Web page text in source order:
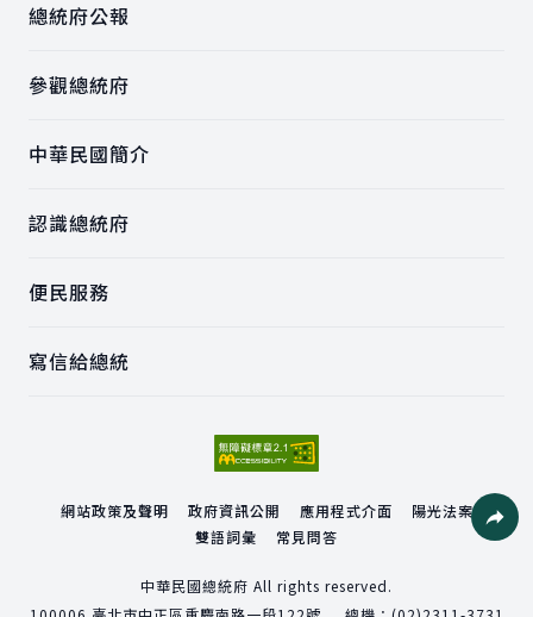
總統府公報
參觀總統府
中華民國簡介
認識總統府
便民服務
寫信給總統
網站政策及聲明 政府資訊公開 應用程式介面
陽光法案
雙語詞彙
常見問答
中華民國總統府 All rights reserved.